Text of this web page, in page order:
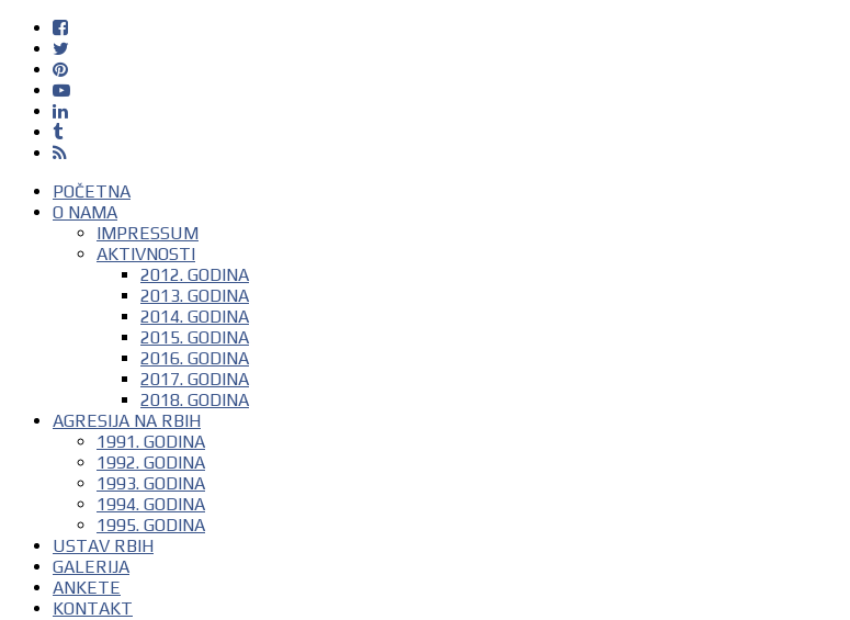
POČETNA
O NAMA
IMPRESSUM
AKTIVNOSTI
2012. GODINA
2013. GODINA
2014. GODINA
2015. GODINA
2016. GODINA
2017. GODINA
2018. GODINA
AGRESIJA NA RBIH
1991. GODINA
1992. GODINA
1993. GODINA
1994. GODINA
1995. GODINA
USTAV RBIH
GALERIJA
ANKETE
KONTAKT